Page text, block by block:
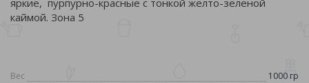
яркие, пурпурно-красные с тонкой желто-зеленой
каймой. Зона 5
Вес
1000 гр